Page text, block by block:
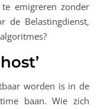
emigreren zonder
de Belastingdienst,
worden is in de
baan. Wie zich